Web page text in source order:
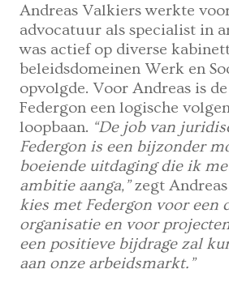
Andreas Valkiers werkte
advocatuur als specialist in
was actief op diverse
beleidsdomeinen Werk en
opvolgde. Voor Andreas is
Federgon een logische
loopbaan. “De job van
Federgon is een bijzonder
boeiende uitdaging die ik
ambitie aanga,”zegt
kies met Federgon voor een
organisatie en voor
een positieve bijdrage zal
aan onze arbeidsmarkt.”